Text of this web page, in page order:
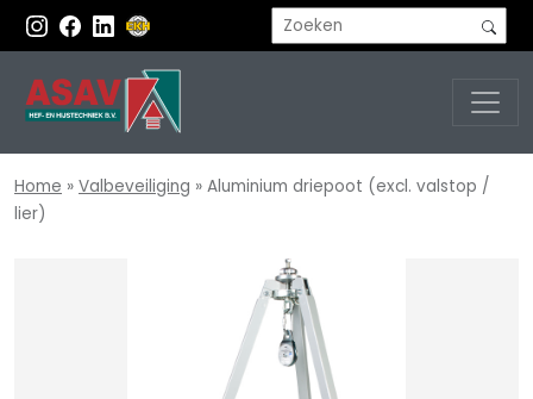
Home » Valbeveiliging » Aluminium driepoot (excl. valstop /
lier)